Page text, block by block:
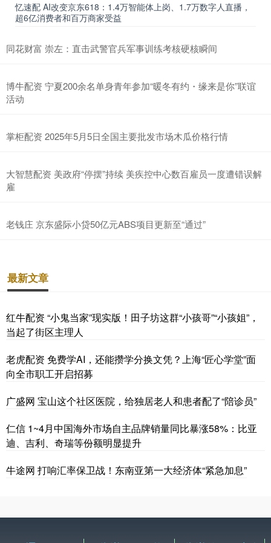
忆速配 AI改变京东618：1.4万智能体上岗、1.7万数字人直播，
超6亿消费者和百万商家受益
同花财富 崇左：直击武警官兵军事训练考核硬核瞬间
博牛配资 宁夏200余名单身青年参加“暖冬有约・缘来是你”联谊
活动
掌柜配资 2025年5月5日全国主要批发市场木瓜价格行情
大智慧配资 美政府“停摆”持续 美疾控中心数百雇员一度遭错误解
雇
老钱庄 京东盛际小贷50亿元ABS项目更新至“通过”
最新文章
红牛配资 “小鬼当家”现实版！田子坊这群“小孩哥”“小孩姐”，
当起了街区主理人
老虎配资 免费学AI，还能攒学分换文凭？上海“匠心学堂”面
向全市职工开启招募
广盛网 宝山这个社区医院，给独居老人和患者配了“陪诊员”
仁信 1~4月中国海外市场自主品牌销量同比暴涨58%：比亚
迪、吉利、奇瑞等份额明显提升
牛途网 打响汇率保卫战！东南亚第一大经济体“紧急加息”